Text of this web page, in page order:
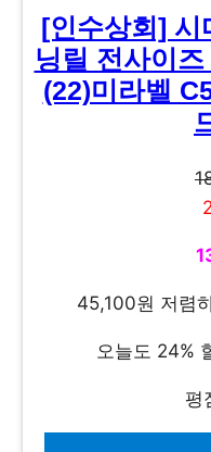
[인수상회] 시
닝릴 전사이
(22)미라벨
45,100원 저렴
오늘도 24%
평